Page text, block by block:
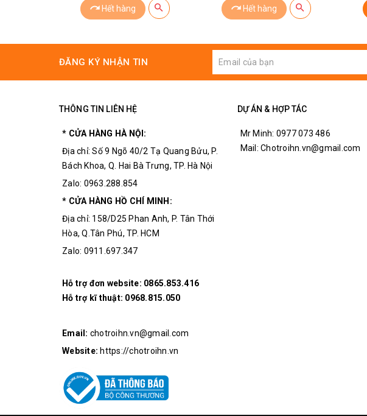
Hết hàng Hết hàng
ĐĂNG KÝ NHẬN TIN
THÔNG TIN LIÊN HỆ
* CỬA HÀNG HÀ NỘI:
Địa chỉ: Số 9 Ngõ 40/2 Tạ Quang Bửu, P.
Bách Khoa, Q. Hai Bà Trưng, TP. Hà Nội
Zalo: 0963.288.854
* CỬA HÀNG HỒ CHÍ MINH:
Địa chỉ: 158/D25 Phan Anh, P. Tân Thới
Hòa, Q.Tân Phú, TP. HCM
Zalo: 0911.697.347
Hỗ trợ đơn website: 0865.853.416
Hỗ trợ kĩ thuật: 0968.815.050
Email: chotroihn.vn@gmail.com
Website: https://chotroihn.vn
DỰ ÁN & HỢP TÁC
Mr Minh: 0977 073 486
Mail: Chotroihn.vn@gmail.com